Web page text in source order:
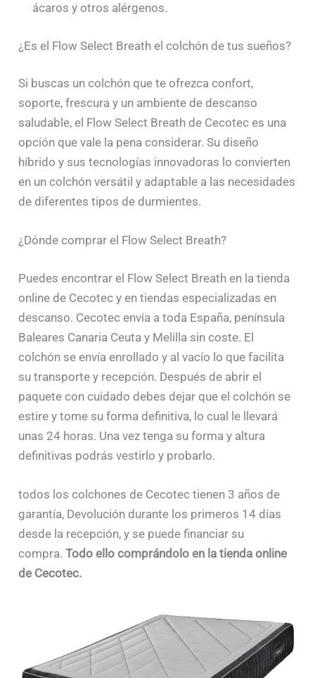
ácaros y otros alérgenos.
¿Es el Flow Select Breath el colchón de tus sueños?
Si buscas un colchón que te ofrezca confort,
soporte, frescura y un ambiente de descanso
saludable, el Flow Select Breath de Cecotec es una
opción que vale la pena considerar. Su diseño
híbrido y sus tecnologías innovadoras lo convierten
en un colchón versátil y adaptable a las necesidades
de diferentes tipos de durmientes.
¿Dónde comprar el Flow Select Breath?
Puedes encontrar el Flow Select Breath en la tienda
online de Cecotec y en tiendas especializadas en
descanso. Cecotec envía a toda España, península
Baleares Canaria Ceuta y Melilla sin coste. El
colchón se envía enrollado y al vacío lo que facilita
su transporte y recepción. Después de abrir el
paquete con cuidado debes dejar que el colchón se
estire y tome su forma definitiva, lo cual le llevará
unas 24 horas. Una vez tenga su forma y altura
definitivas podrás vestirlo y probarlo.
todos los colchones de Cecotec tienen 3 años de
garantía, Devolución durante los primeros 14 días
desde la recepción, y se puede financiar su
compra.Todo ello comprándolo en la tienda online
de Cecotec.